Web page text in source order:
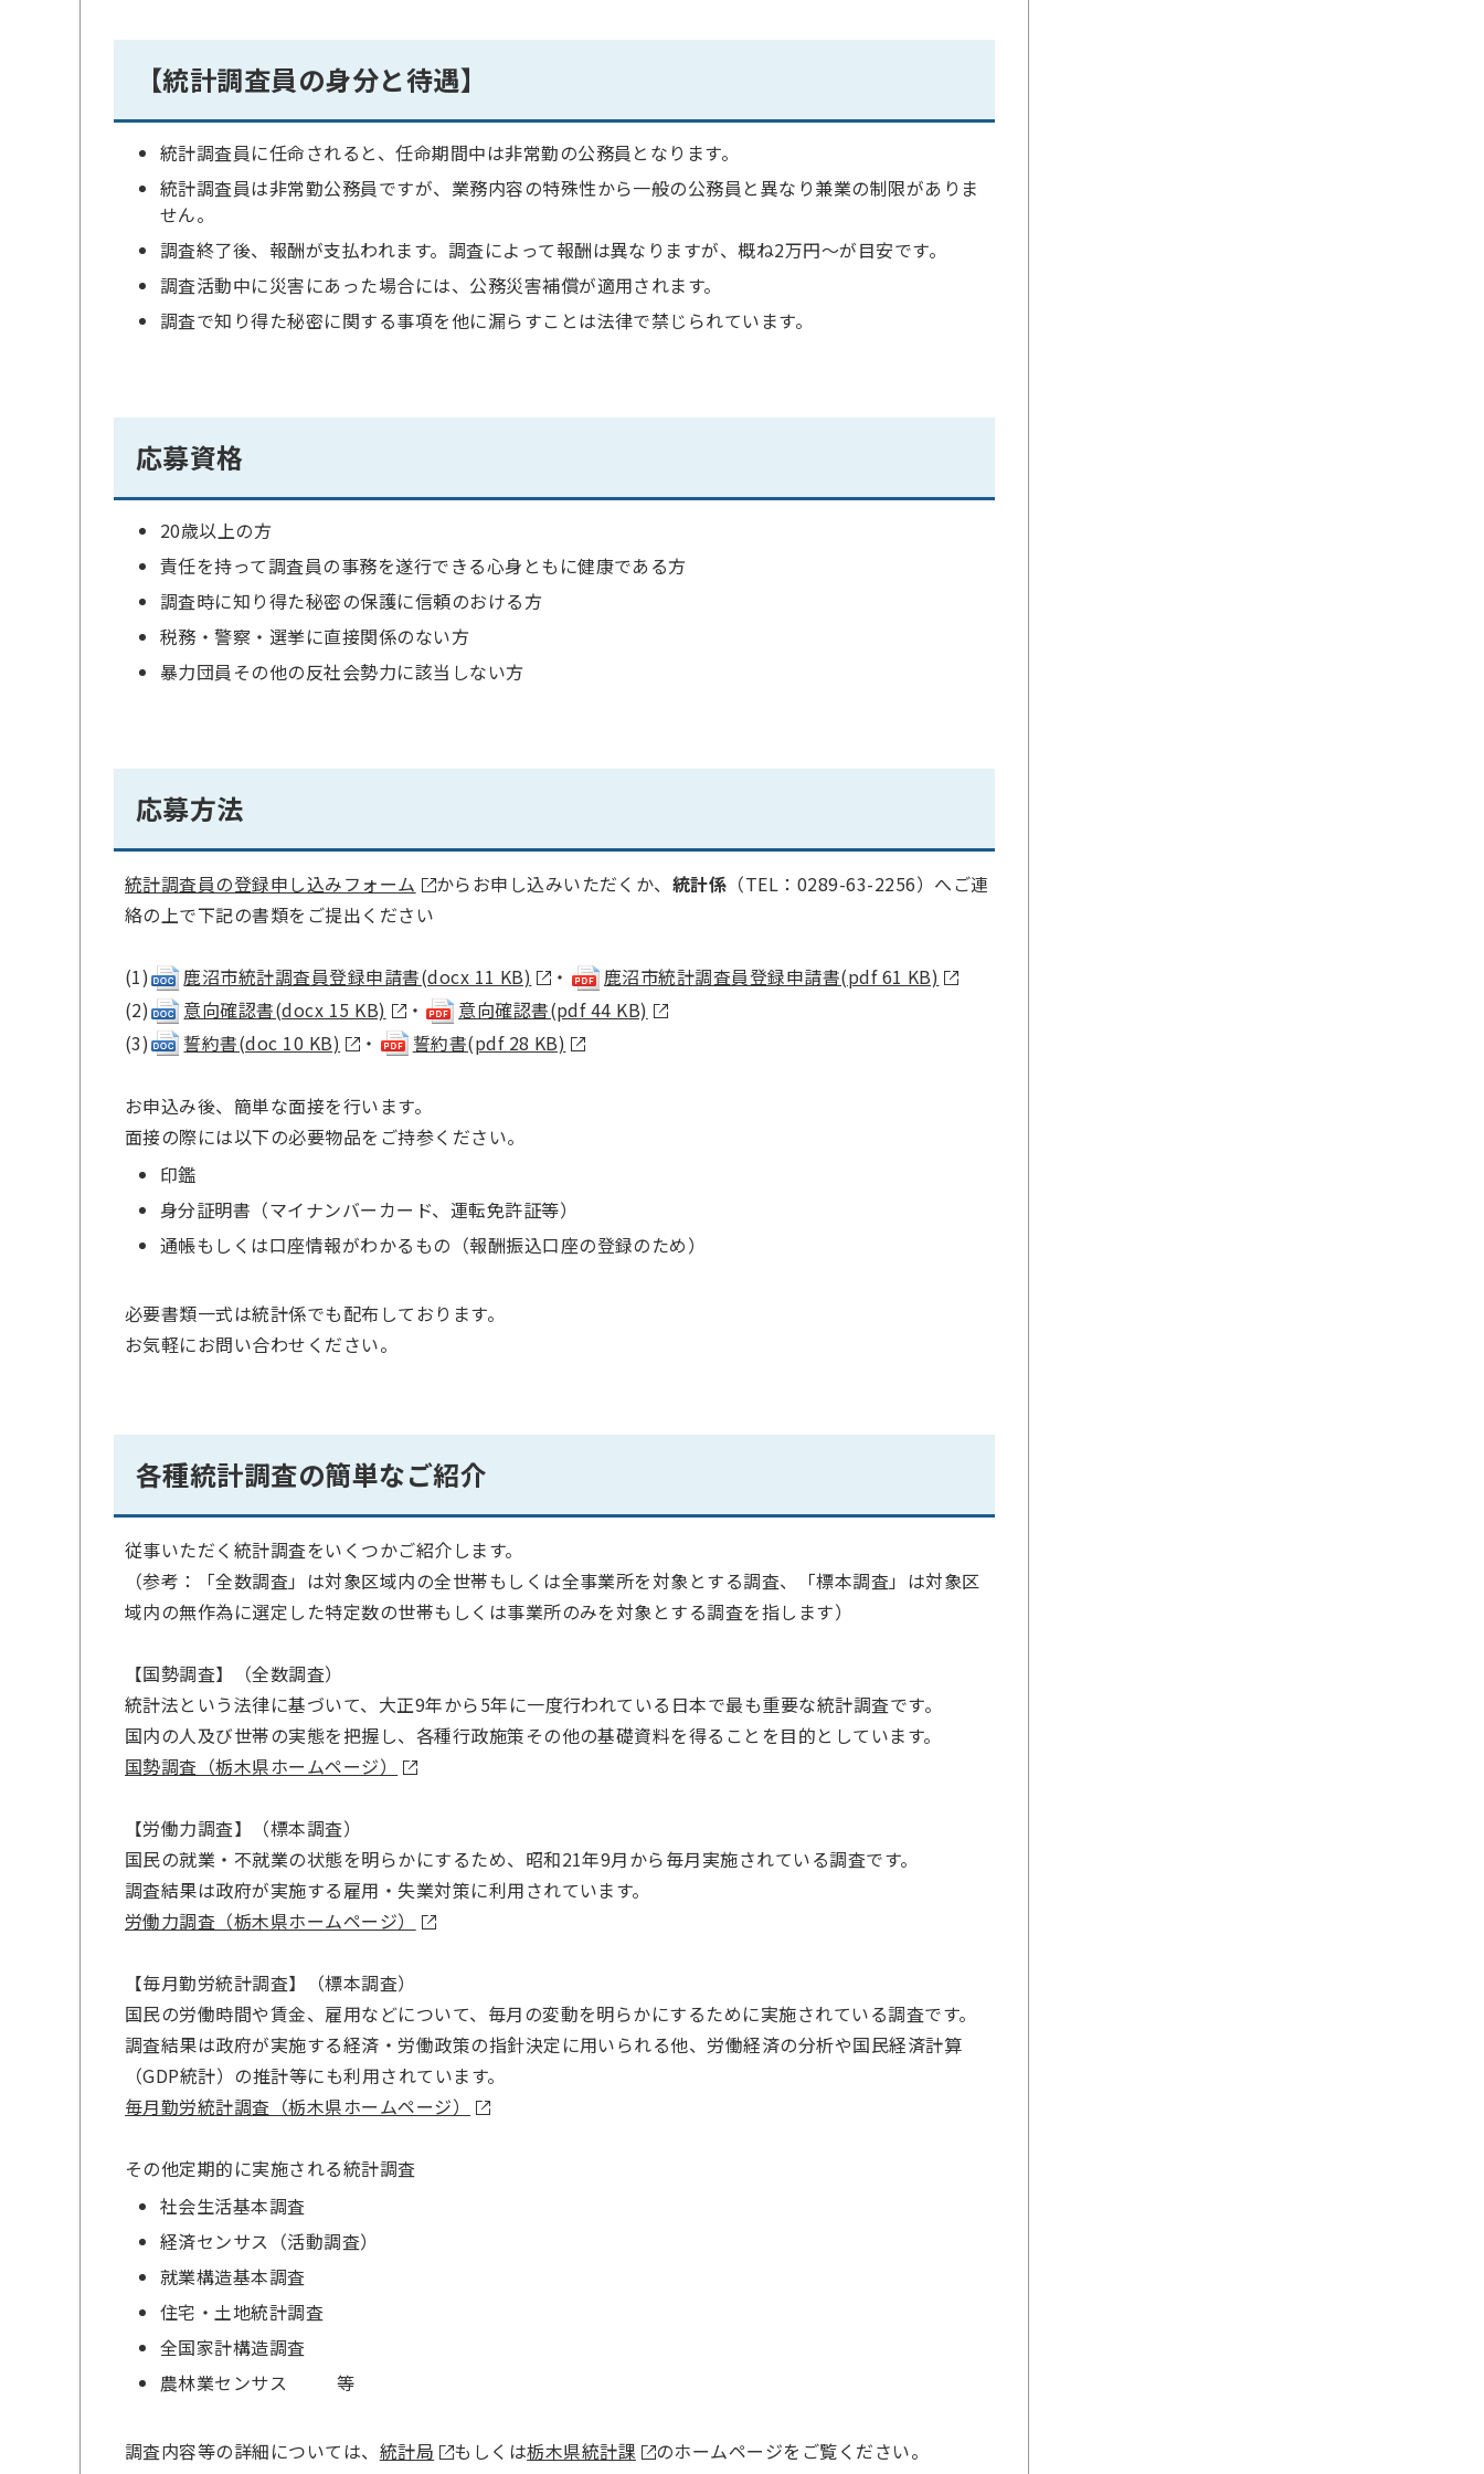
【統計調査員の身分と待遇】
統計調査員に任命されると、任命期間中は非常勤の公務員となります。
統計調査員は非常勤公務員ですが、業務内容の特殊性から一般の公務員と異なり兼業の制限がありま
せん。
調査終了後、報酬が支払われます。調査によって報酬は異なりますが、概ね2万円～が目安です。
調査活動中に災害にあった場合には、公務災害補償が適用されます。
調査で知り得た秘密に関する事項を他に漏らすことは法律で禁じられています。
応募資格
20歳以上の方
責任を持って調査員の事務を遂行できる心身ともに健康である方
調査時に知り得た秘密の保護に信頼のおける方
税務・警察・選挙に直接関係のない方
暴力団員その他の反社会勢力に該当しない方
応募方法
統計調査員の登録申し込みフォーム からお申し込みいただくか、 統計係 （TEL：0289-63-2256）へご連
絡の上で下記の書類をご提出ください
(1) 鹿沼市統計調査員登録申請書(docx 11 KB) ・
鹿沼市統計調査員登録申請書(pdf 61 KB)
(2)
意向確認書(docx 15 KB) ・
意向確認書(pdf 44 KB)
(3)
誓約書(doc 10 KB) ・ 誓約書(pdf 28 KB)
お申込み後、簡単な面接を行います。
面接の際には以下の必要物品をご持参ください。
印鑑
身分証明書（マイナンバーカード、運転免許証等）
通帳もしくは口座情報がわかるもの（報酬振込口座の登録のため）
必要書類一式は統計係でも配布しております。
お気軽にお問い合わせください。
各種統計調査の簡単なご紹介
従事いただく統計調査をいくつかご紹介します。
（参考：「全数調査」は対象区域内の全世帯もしくは全事業所を対象とする調査、「標本調査」は対象区
域内の無作為に選定した特定数の世帯もしくは事業所のみを対象とする調査を指します）
【国勢調査】（全数調査）
統計法という法律に基づいて、大正9年から5年に一度行われている日本で最も重要な統計調査です。
国内の人及び世帯の実態を把握し、各種行政施策その他の基礎資料を得ることを目的としています。
国勢調査（栃木県ホームページ）
【労働力調査】（標本調査）
国民の就業・不就業の状態を明らかにするため、昭和21年9月から毎月実施されている調査です。
調査結果は政府が実施する雇用・失業対策に利用されています。
労働力調査（栃木県ホームページ）
【毎月勤労統計調査】（標本調査）
国民の労働時間や賃金、雇用などについて、毎月の変動を明らかにするために実施されている調査です。
調査結果は政府が実施する経済・労働政策の指針決定に用いられる他、労働経済の分析や国民経済計算
（GDP統計）の推計等にも利用されています。
毎月勤労統計調査（栃木県ホームページ）
その他定期的に実施される統計調査
社会生活基本調査
経済センサス（活動調査）
就業構造基本調査
住宅・土地統計調査
全国家計構造調査
農林業センサス 等
調査内容等の詳細については、 統計局 もしくは栃木県統計課 のホームページをご覧ください。